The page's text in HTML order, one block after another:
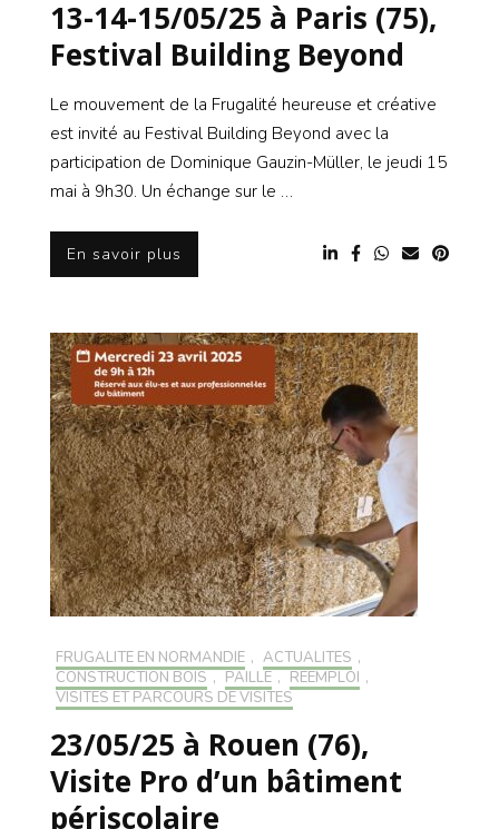
13-14-15/05/25 à Paris (75),
Festival Building Beyond
Le mouvement de la Frugalité heureuse et créative
est invité au Festival Building Beyond avec la
participation de Dominique Gauzin-Müller, le jeudi 15
mai à 9h30. Un échange sur le …
En savoir plus
FRUGALITÉ EN NORMANDIE , ACTUALITÉS ,
CONSTRUCTION BOIS , PAILLE , RÉEMPLOI ,
VISITES ET PARCOURS DE VISITES
23/05/25 à Rouen (76),
Visite Pro d’un bâtiment
périscolaire